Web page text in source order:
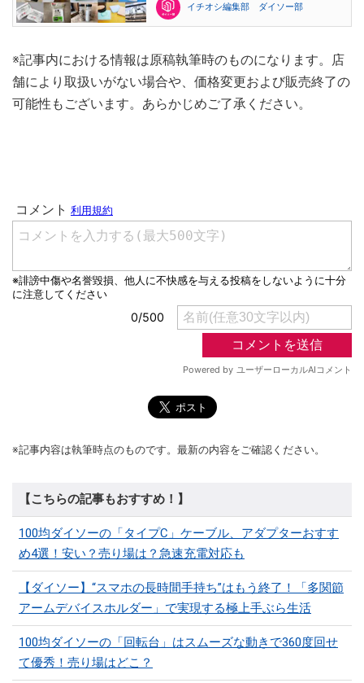
イチオシ編集部 ダイソー部
※記事内における情報は原稿執筆時のものになります。店
舗により取扱いがない場合や、価格変更および販売終了の
可能性もございます。あらかじめご了承ください。
※記事内容は執筆時点のものです。最新の内容をご確認ください。
【こちらの記事もおすすめ！】
100均ダイソーの「タイプC」ケーブル、アダプターおすす
め4選！安い？売り場は？急速充電対応も
【ダイソー】“スマホの長時間手持ち”はもう終了！「多関節
アームデバイスホルダー」で実現する極上手ぶら生活
100均ダイソーの「回転台」はスムーズな動きで360度回せ
て優秀！売り場はどこ？